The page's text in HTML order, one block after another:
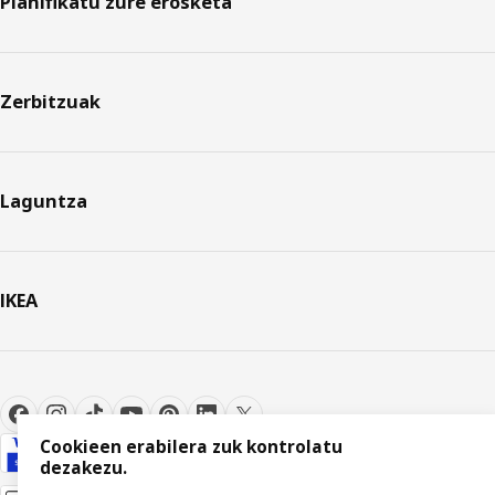
Zerbitzuak
Laguntza
IKEA
Cookieen erabilera zuk kontrolatu
dezakezu.